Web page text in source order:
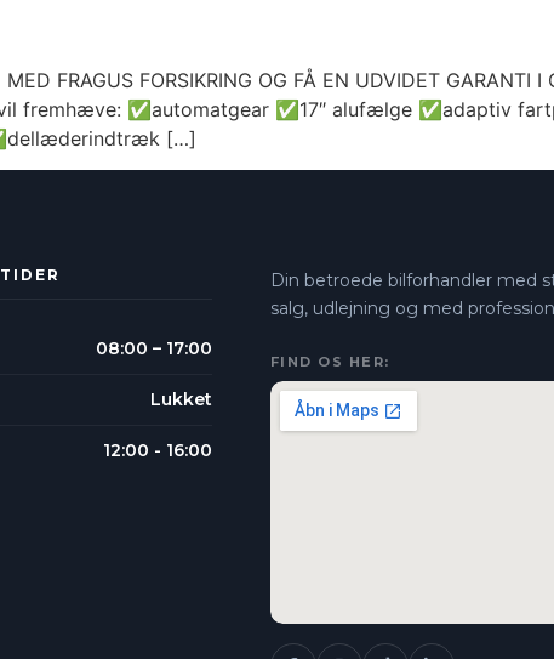
FRAGUS FORSIKRING OG FÅ EN UDVIDET GARANTI
vil fremhæve: ✅automatgear ✅17″ alufælge ✅adaptiv
[…]
08:00 – 17:00
Lukket
12:00 - 16:00
Din betroede bilforhandler med
salg, udlejning og med
FIND OS HER: